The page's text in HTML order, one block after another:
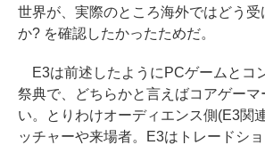
世界が、実際のところ海外ではどう
か? を確認したかったためだ。
E3は前述したようにPCゲームとコ
祭典で、どちらかと言えばコアゲーマ
い。とりわけオーディエンス側(E3関
ッチャーや来場者。E3はトレードシ